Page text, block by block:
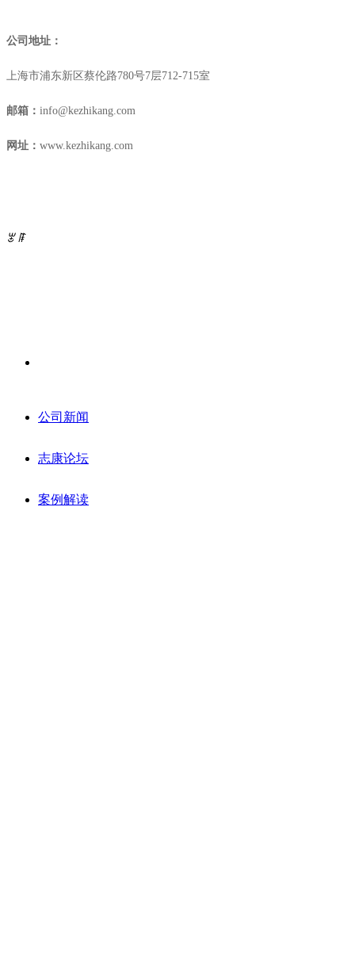
ꂃ ꁹ
公司新闻
志康论坛
案例解读
公司地址：
上海市浦东新区蔡伦路780号7层712-715室
邮箱： info@kezhikang.com
网址： www.kezhikang.com